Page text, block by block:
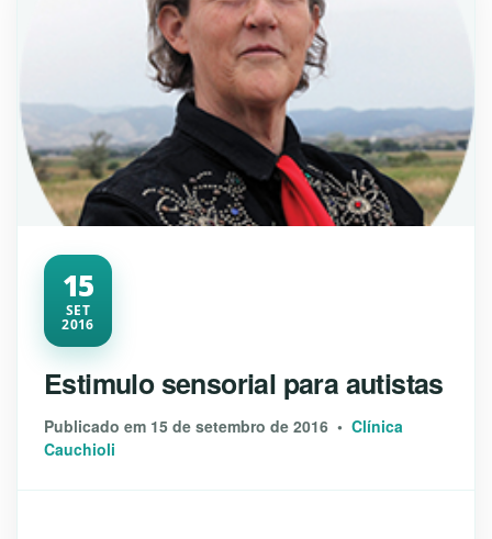
15
SET
2016
Estimulo sensorial para autistas
Publicado em 15 de setembro de 2016 • Clínica
Cauchioli